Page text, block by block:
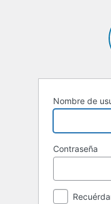
Nombre de
Contraseña